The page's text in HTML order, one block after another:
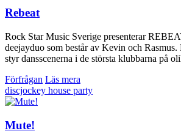
Rebeat
Rock Star Music Sverige presenterar
deejayduo som består av Kevin och Rasmus.
styr dansscenerna i de största klubbarna på
Förfrågan Läs mera
discjockey house party
Mute!